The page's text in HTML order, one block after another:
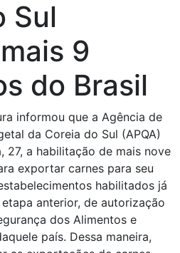
Sul
9
do Brasil
informou que a Agência de
da Coreia do Sul (APQA)
27, a habilitação de mais nove
exportar carnes para seu
habilitados já
anterior, de autorização
dos Alimentos e
país. Dessa maneira,